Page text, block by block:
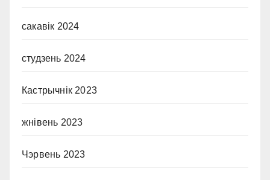
сакавік 2024
студзень 2024
Кастрычнік 2023
жнівень 2023
Чэрвень 2023